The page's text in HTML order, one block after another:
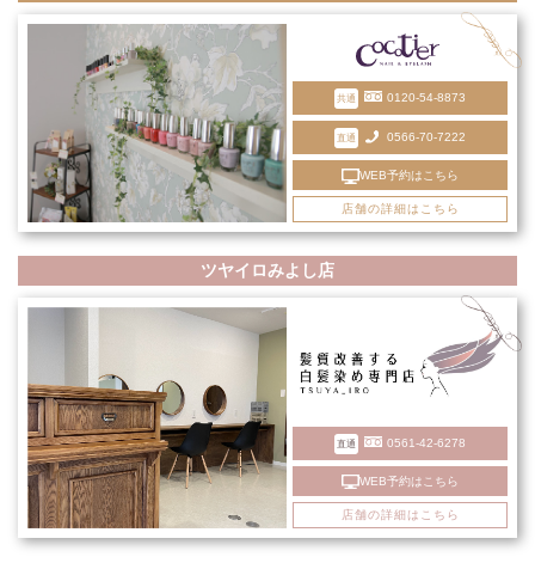
共通 0120-54-8873
直通 0566-70-7222
WEB予約はこちら
店舗の詳細はこちら
ツヤイロみよし店
直通 0561-42-6278
WEB予約はこちら
店舗の詳細はこちら